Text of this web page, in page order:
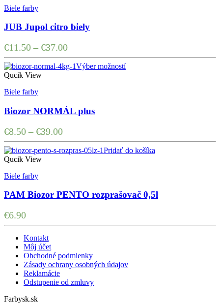
Biele farby
JUB Jupol citro biely
€11.50 – €37.00
Výber možností
Qucik View
Biele farby
Biozor NORMÁL plus
€8.50 – €39.00
Pridať do košíka
Qucik View
Biele farby
PAM Biozor PENTO rozprašovač 0,5l
€6.90
Kontakt
Môj účet
Obchodné podmienky
Zásady ochrany osobných údajov
Reklamácie
Odstupenie od zmluvy
Farbysk.sk